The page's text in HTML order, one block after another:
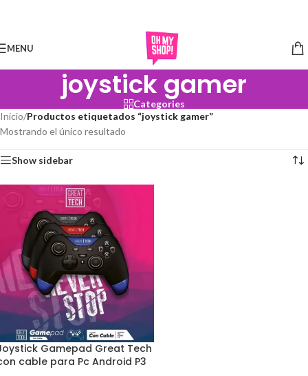
MENU
joystick gamer
Categories
Inicio/Productos etiquetados “joystick gamer”
Mostrando el único resultado
Show sidebar
Gamepad Great Tech
cable para Pc Android P3